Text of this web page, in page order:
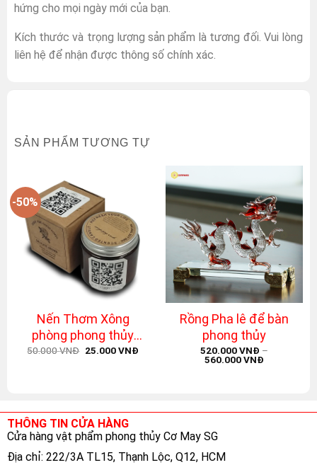
hứng cho mọi ngày mới của bạn.
Kích thước và trọng lượng sản phẩm là tương đối. Vui lòng
liên hệ để nhận được thông số chính xác.
SẢN PHẨM TƯƠNG TỰ
-50%
Nến Thơm Xông
phòng phong thủy
hương BlueBell
50.000VNĐ Original
25.000VNĐCurrent
Rồng Pha lê để bàn
phong thủy
520.000VNĐ –
560.000VNĐ
THÔNG TIN CỬA HÀNG
Cửa hàng vật phẩm phong thủy Cơ May SG
Địa chỉ: 222/3A TL15, Thạnh Lộc, Q12, HCM